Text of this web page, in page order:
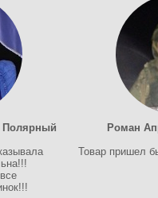
Полярный
Роман
Товар пришел